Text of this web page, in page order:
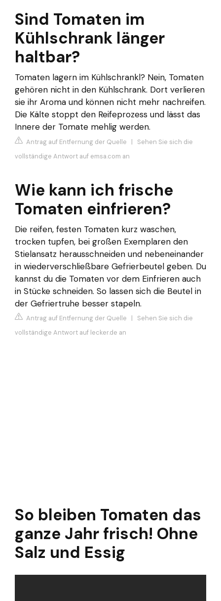
Sind Tomaten im
Kühlschrank länger
haltbar?
Tomaten lagern im Kühlschrankl? Nein, Tomaten
gehören nicht in den Kühlschrank. Dort verlieren
sie ihr Aroma und können nicht mehr nachreifen.
Die Kälte stoppt den Reifeprozess und lässt das
Innere der Tomate mehlig werden.
Antrag auf Entfernung der Quelle | Sehen Sie sich die
vollständige Antwort auf emsa.com an
Wie kann ich frische
Tomaten einfrieren?
Die reifen, festen Tomaten kurz waschen,
trocken tupfen, bei großen Exemplaren den
Stielansatz herausschneiden und nebeneinander
in wiederverschließbare Gefrierbeutel geben. Du
kannst du die Tomaten vor dem Einfrieren auch
in Stücke schneiden. So lassen sich die Beutel in
der Gefriertruhe besser stapeln.
Antrag auf Entfernung der Quelle | Sehen Sie sich die
vollständige Antwort auf lecker.de an
So bleiben Tomaten das
ganze Jahr frisch! Ohne
Salz und Essig